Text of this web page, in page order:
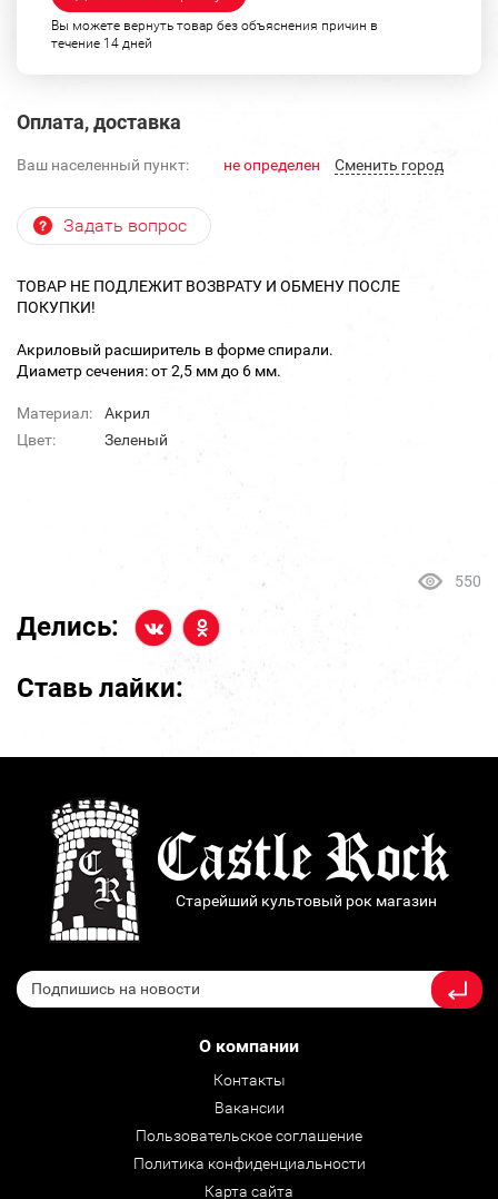
Вы можете вернуть товар без объяснения причин в
течение 14 дней
Оплата, доставка
Ваш населенный пункт: не определен Cменить город
Задать вопрос
ТОВАР НЕ ПОДЛЕЖИТ ВОЗВРАТУ И ОБМЕНУ ПОСЛЕ
ПОКУПКИ!
Акриловый расширитель в форме спирали.
Диаметр сечения: от 2,5 мм до 6 мм.
Материал:
Акрил
Цвет:
Зеленый
550
Делись:
Ставь лайки:
Старейший культовый рок магазин
О компании
Контакты
Вакансии
Пользовательское соглашение
Политика конфиденциальности
Карта сайта